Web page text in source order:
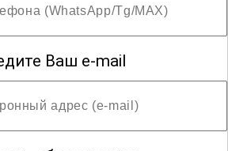
Ваш e-mail